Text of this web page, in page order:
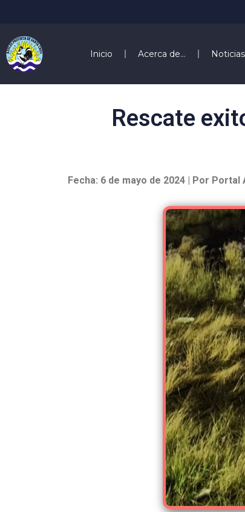
Inicio Acerca de… Noticias
Rescate
Fecha: 6 de mayo de 2024 | Por Portal